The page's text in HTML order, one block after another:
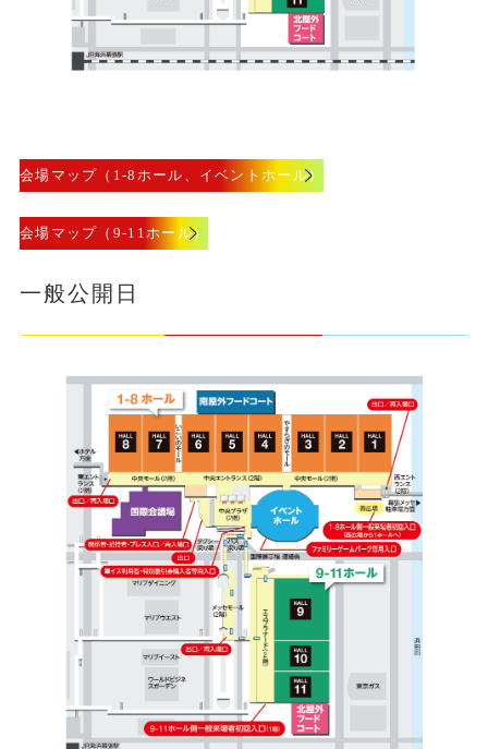
会場マップ（1-8ホール、イベントホール）
会場マップ（9-11ホール）
一般公開日